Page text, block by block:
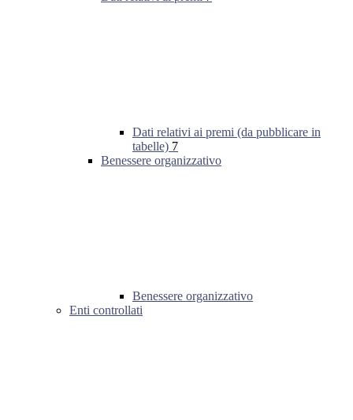
Dati relativi ai premi (da pubblicare in
tabelle) 7
Benessere organizzativo
Benessere organizzativo
Enti controllati